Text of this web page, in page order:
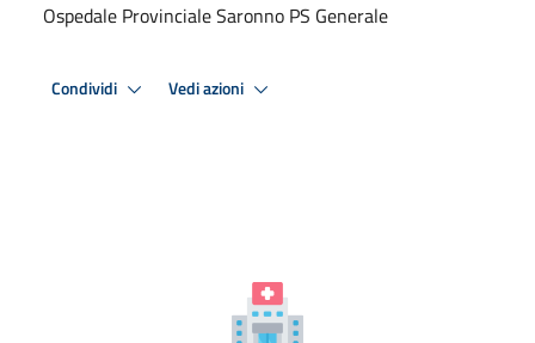
Ospedale Provinciale Saronno PS Generale
Condividi Vedi azioni